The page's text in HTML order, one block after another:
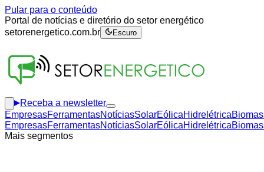
Pular para o conteúdo
Portal de notícias e diretório do setor energético
setorenergetico.com.br
Escuro
Receba a newsletter
EmpresasFerramentasNotíciasSolarEólicaHidrelétrica
EmpresasFerramentasNotíciasSolarEólicaHidrelétrica
Mais segmentos